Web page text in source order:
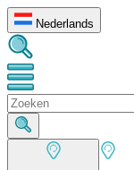
Nederlands